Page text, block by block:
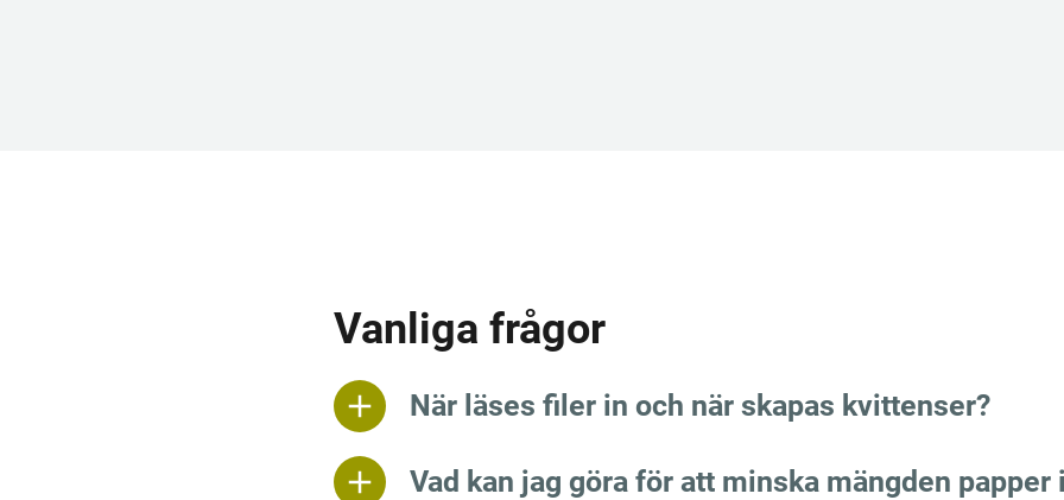
Vanliga frågor
När läses filer in och när skapas kvittenser?
Vad kan jag göra för att minska mängden papper